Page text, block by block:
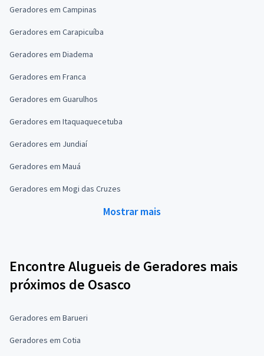
Geradores em Campinas
Geradores em Carapicuíba
Geradores em Diadema
Geradores em Franca
Geradores em Guarulhos
Geradores em Itaquaquecetuba
Geradores em Jundiaí
Geradores em Mauá
Geradores em Mogi das Cruzes
Mostrar mais
Encontre Alugueis de Geradores mais
próximos de Osasco
Geradores em Barueri
Geradores em Cotia